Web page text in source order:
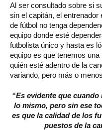
Al ser consultado sobre si
sin el capitán, el entrenador
de fútbol no tenga
equipo donde esté
futbolista único y hasta es
equipo es que tenemos
quién esté adentro de la
variando, pero más o
“Es evidente que
lo mismo, pero sin ese
es que la calidad de los
puestos de la